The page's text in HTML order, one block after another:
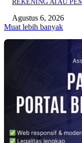
REKENING ATAU
Agustus 6, 2026
Muat lebih banyak